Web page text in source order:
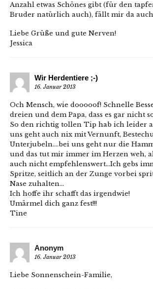
Anzahl etwas Schönes gibt (für den
Bruder natürlich auch), fällt mir da
Liebe Grüße und gute Nerven!
Jessica
Wir Herdentiere ;-)
16. Januar 2013
Och Mensch, wie dooooof! Schnelle
dreien und dem Papa, dass es gar nicht
So den richtig tollen Tip hab ich leider
uns geht auch nix mit Vernunft,
Unterjubeln….bei uns geht nur die
und das tut mir immer im Herzen weh,
auch nicht empfehlenswert…Ich gebs
Spritze, seitlich an der Zunge vorbei
Nase zuhalten…
Ich hoffe ihr schafft das irgendwie!
Umärmel dich ganz fest!!!
Tine
Anonym
16. Januar 2013
Liebe Sonnenschein-Familie,